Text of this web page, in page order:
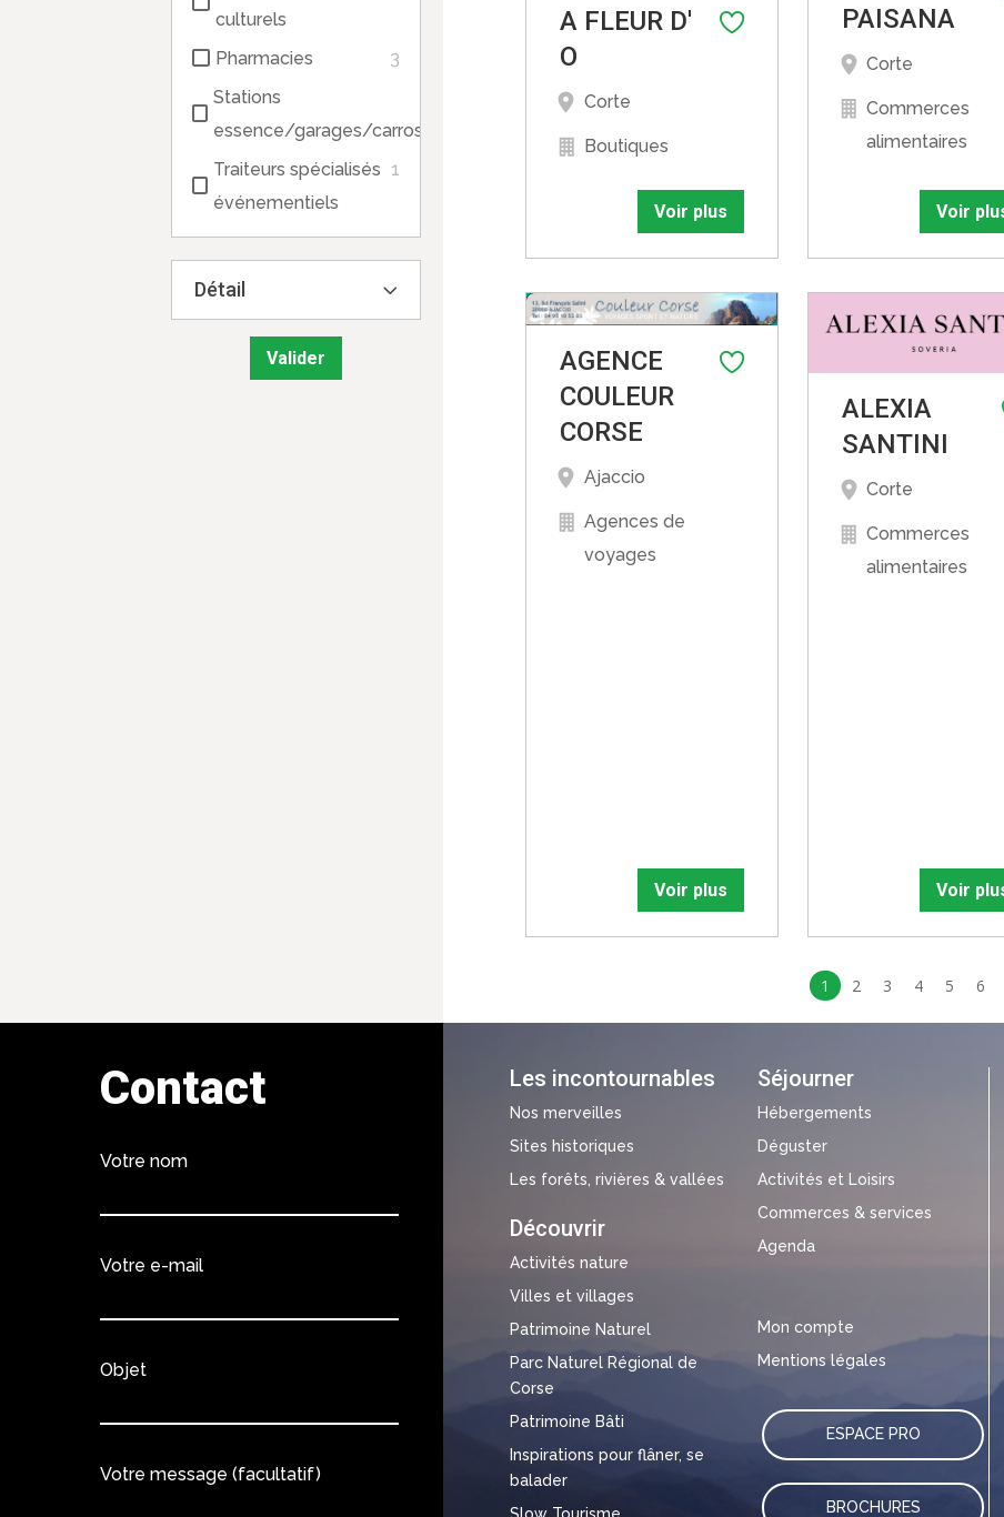
culturels
Pharmacies
3
Stations
essence/garages/carrosserie
Traiteurs spécialisés
événementiels
1
Détail
Valider
A FLEUR D'
O
Corte
Boutiques
Voir plus
PAISANA
Corte
Commerces
alimentaires
Voir
AGENCE
COULEUR
CORSE
Ajaccio
Agences de
voyages
Voir plus
ALEXIA
SANTINI
Corte
Commerces
alimentaires
Voir
1 2 3 4 5 6
Les incontournables
Nos merveilles
Sites historiques
Les forêts, rivières & vallées
Découvrir
Activités nature
Villes et villages
Patrimoine Naturel
Parc Naturel Régional de
Corse
Patrimoine Bâti
Inspirations pour flâner, se
balader
Séjourner
Hébergements
Déguster
Activités et Loisirs
Commerces & services
Agenda
Mon compte
Mentions légales
ESPACE PRO
BROCHURES
Contact
Votre nom
Votre e-mail
Objet
Votre message (facultatif)